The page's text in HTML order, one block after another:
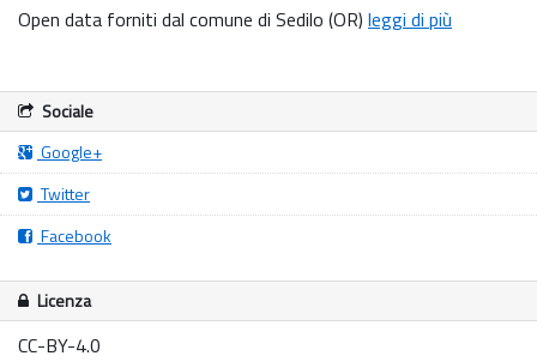
Open data forniti dal comune di Sedilo (OR) leggi di più
Sociale
Google+
Twitter
Facebook
Licenza
CC-BY-4.0